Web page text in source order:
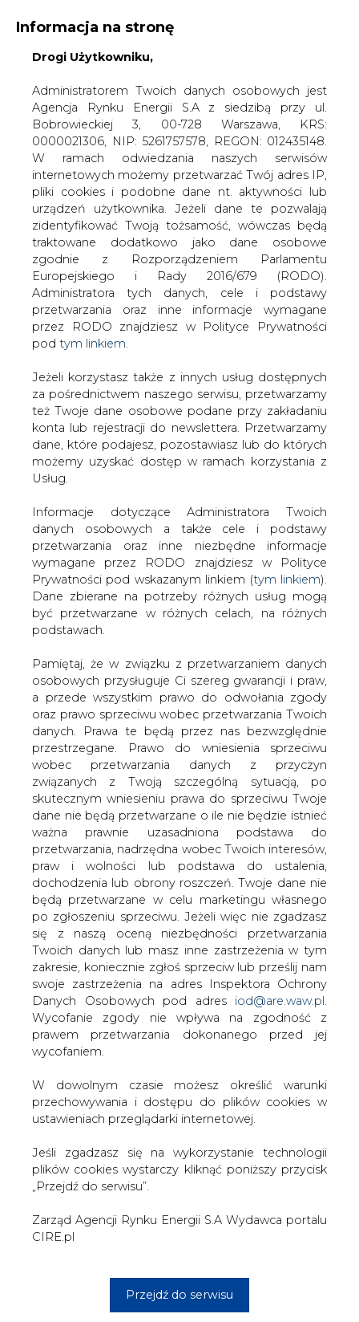
KONTAKT:
WYDAWCA PORTALU:
WYSOKI KONTRAST WIELKOŚĆ TEKSTU A A
ZALOGUJ SIĘ
WŁĄCZ CIRE.TV
Informacja na stronę
Drogi Użytkowniku,
Administratorem Twoich danych osobowych jest
Agencja Rynku Energii S.A z siedzibą przy ul.
Bobrowieckiej 3, 00-728 Warszawa, KRS:
0000021306, NIP: 5261757578, REGON: 012435148.
W ramach odwiedzania naszych serwisów
internetowych możemy przetwarzać Twój adres IP,
pliki cookies i podobne dane nt. aktywności lub
urządzeń użytkownika. Jeżeli dane te pozwalają
zidentyfikować Twoją tożsamość, wówczas będą
traktowane dodatkowo jako dane osobowe
zgodnie z Rozporządzeniem Parlamentu
Europejskiego i Rady 2016/679 (RODO).
Administratora tych danych, cele i podstawy
przetwarzania oraz inne informacje wymagane
przez RODO znajdziesz w Polityce Prywatności
pod tym linkiem.
Jeżeli korzystasz także z innych usług dostępnych
za pośrednictwem naszego serwisu, przetwarzamy
też Twoje dane osobowe podane przy zakładaniu
konta lub rejestracji do newslettera. Przetwarzamy
dane, które podajesz, pozostawiasz lub do których
możemy uzyskać dostęp w ramach korzystania z
Usług.
Informacje dotyczące Administratora Twoich
danych osobowych a także cele i podstawy
przetwarzania oraz inne niezbędne informacje
wymagane przez RODO znajdziesz w Polityce
Prywatności pod wskazanym linkiem (tym linkiem).
Dane zbierane na potrzeby różnych usług mogą
być przetwarzane w różnych celach, na różnych
podstawach.
Pamiętaj, że w związku z przetwarzaniem danych
osobowych przysługuje Ci szereg gwarancji i praw,
a przede wszystkim prawo do odwołania zgody
oraz prawo sprzeciwu wobec przetwarzania Twoich
danych. Prawa te będą przez nas bezwzględnie
przestrzegane. Prawo do wniesienia sprzeciwu
wobec przetwarzania danych z przyczyn
związanych z Twoją szczególną sytuacją, po
skutecznym wniesieniu prawa do sprzeciwu Twoje
dane nie będą przetwarzane o ile nie będzie istnieć
ważna prawnie uzasadniona podstawa do
przetwarzania, nadrzędna wobec Twoich interesów,
praw i wolności lub podstawa do ustalenia,
dochodzenia lub obrony roszczeń. Twoje dane nie
będą przetwarzane w celu marketingu własnego
po zgłoszeniu sprzeciwu. Jeżeli więc nie zgadzasz
się z naszą oceną niezbędności przetwarzania
Twoich danych lub masz inne zastrzeżenia w tym
zakresie, koniecznie zgłoś sprzeciw lub prześlij nam
swoje zastrzeżenia na adres Inspektora Ochrony
Danych Osobowych pod adres iod@are.waw.pl.
Wycofanie zgody nie wpływa na zgodność z
prawem przetwarzania dokonanego przed jej
wycofaniem.
W dowolnym czasie możesz określić warunki
przechowywania i dostępu do plików cookies w
ustawieniach przeglądarki internetowej.
Jeśli zgadzasz się na wykorzystanie technologii
plików cookies wystarczy kliknąć poniższy przycisk
„Przejdź do serwisu”.
Zarząd Agencji Rynku Energii S.A Wydawca portalu
CIRE.pl
Przejdź do serwisu
Strona główna ATOM
Elektrownia Surry
dopuszczona do eksploatacji przez 80 lat
2021-05-06 10:24
skomentuj
udostępnij:
Elektrownia Surry dopuszczona do
eksploatacji przez 80 lat
Amerykańska Komisja Regulacji
Jądrowych (NRC) zatwierdziła wniosek
spółki Dominion Energy w Wirginii o 20-
letnie przedłużenie licencji na
eksploatację dwublokowej elektrowni
jądrowej Surry.
Umożliwi to działanie dwóch bliźniaczych ciśnieniowych
reaktorów wodnych (PWR) o mocy 838 MWe
odpowiednio do 2052 i 2053 roku. Surry 1 rozpoczął
działalność komercyjną w 1972 r., a Surry 2 w 1973 r.
które zostały odnowione na dodatkowe 20 lat
eksploatacji w marcu 2003 r. Kolejny proces odnawiania
licencji NRC określa, czy działający reaktor może
objętych licencją pierwotną i odnowioną.
Uzasadnienie decyzji NRC o zatwierdzeniu kolejnego
końcowym raporcie oceny bezpieczeństwa z marca
2020 r. oraz w końcowym uzupełniającym oświadczeniu
dokonał również przeglądu aspektów bezpieczeństwa